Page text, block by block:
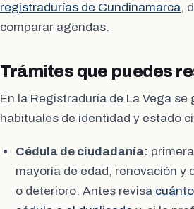
registradurías de Cundinamarca,
comparar agendas.
Trámites que puedes
En la Registraduría de La Vega
habituales de identidad y estado
Cédula de ciudadanía:
mayoría de edad, renovación y
o deterioro. Antes revisa